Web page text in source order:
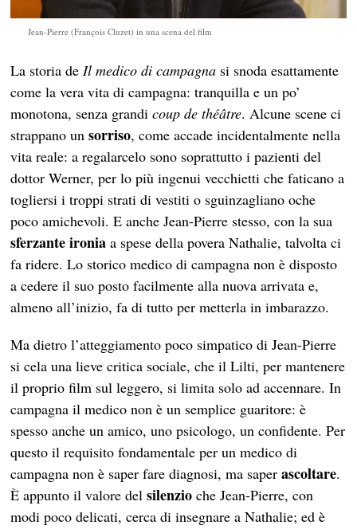
Jean-Pierre (François Cluzet) in una scena del film
La storia deIl medico di campagna si snoda esattamente
come la vera vita di campagna: tranquilla e un po’
monotona, senza grandicoup de théâtre. Alcune scene ci
strappano unsorriso, come accade incidentalmente nella
vita reale: a regalarcelo sono soprattutto i pazienti del
dottor Werner, per lo più ingenui vecchietti che faticano a
togliersi i troppi strati di vestiti o sguinzagliano oche
poco amichevoli. E anche Jean-Pierre stesso, con la sua
sferzante ironia a spese della povera Nathalie, talvolta ci
fa ridere. Lo storico medico di campagna non è disposto
a cedere il suo posto facilmente alla nuova arrivata e,
almeno all’inizio, fa di tutto per metterla in imbarazzo.
Ma dietro l’atteggiamento poco simpatico di Jean-Pierre
si cela una lieve critica sociale, che il Lilti, per mantenere
il proprio film sul leggero, si limita solo ad accennare. In
campagna il medico non è un semplice guaritore: è
spesso anche un amico, uno psicologo, un confidente. Per
questo il requisito fondamentale per un medico di
campagna non è saper fare diagnosi, ma saperascoltare.
È appunto il valore delsilenzio che Jean-Pierre, con
modi poco delicati, cerca di insegnare a Nathalie; ed è